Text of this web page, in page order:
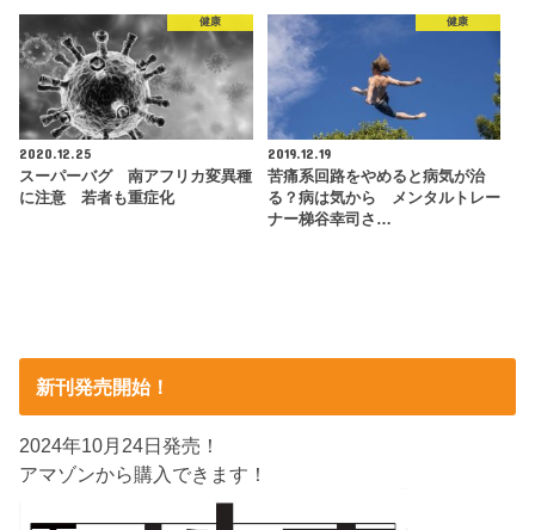
健康
2020.12.25
スーパーバグ 南アフリカ変異種
に注意 若者も重症化
健康
2019.12.19
苦痛系回路をやめると病気が治
る？病は気から メンタルトレー
ナー梯谷幸司さ…
新刊発売開始！
2024年10月24日発売！
アマゾンから購入できます！